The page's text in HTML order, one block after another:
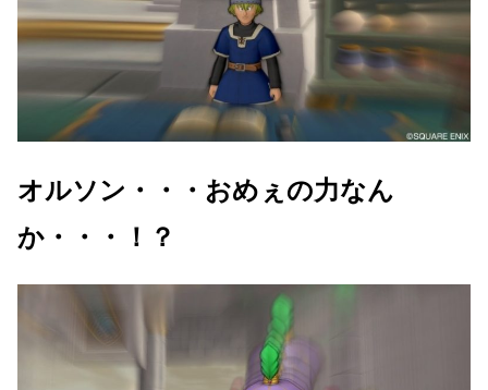
オルソン・・・おめぇの力なん
か・・・！？